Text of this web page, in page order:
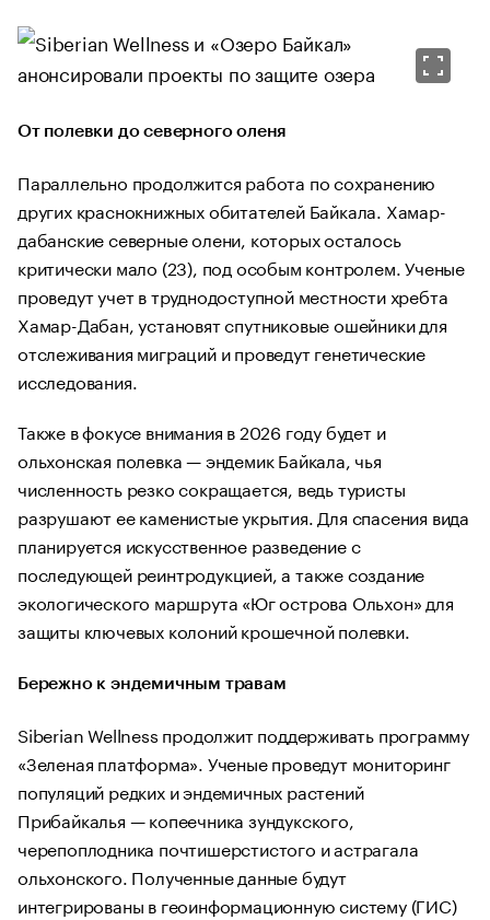
От полевки до северного оленя
Параллельно продолжится работа по сохранению
других краснокнижных обитателей Байкала. Хамар-
дабанские северные олени, которых осталось
критически мало (23), под особым контролем. Ученые
проведут учет в труднодоступной местности хребта
Хамар-Дабан, установят спутниковые ошейники для
отслеживания миграций и проведут генетические
исследования.
Также в фокусе внимания в 2026 году будет и
ольхонская полевка — эндемик Байкала, чья
численность резко сокращается, ведь туристы
разрушают ее каменистые укрытия. Для спасения вида
планируется искусственное разведение с
последующей реинтродукцией, а также создание
экологического маршрута «Юг острова Ольхон» для
защиты ключевых колоний крошечной полевки.
Бережно к эндемичным травам
Siberian Wellness продолжит поддерживать программу
«Зеленая платформа». Ученые проведут мониторинг
популяций редких и эндемичных растений
Прибайкалья — копеечника зундукского,
черепоплодника почтишерстистого и астрагала
ольхонского. Полученные данные будут
интегрированы в геоинформационную систему (ГИС)